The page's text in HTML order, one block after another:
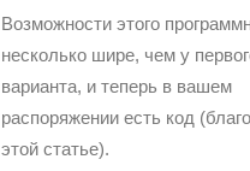
Возможности этого
несколько шире, чем у
варианта, и теперь в вашем
распоряжении есть код
этой статье).